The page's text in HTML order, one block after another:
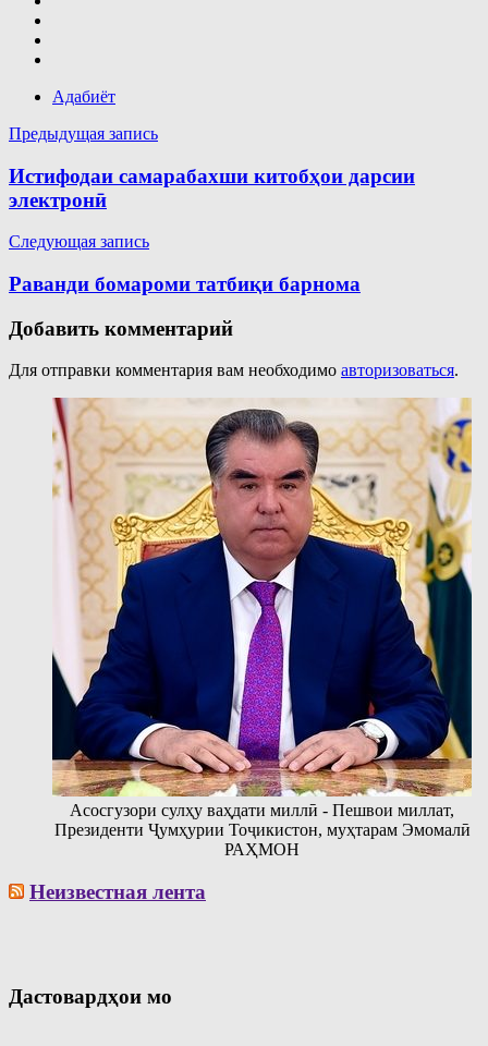
Адабиёт
Навигация
по
записям
Предыдущая запись
Истифодаи самарабахши китобҳои дарсии
электронӣ
Следующая запись
Раванди бомароми татбиқи барнома
Добавить комментарий
Для отправки комментария вам необходимо авторизоваться.
Асосгузори сулҳу ваҳдати миллӣ - Пешвои миллат,
Президенти Ҷумҳурии Тоҷикистон, муҳтарам Эмомалӣ
РАҲМОН
Неизвестная лента
Дастовардҳои мо